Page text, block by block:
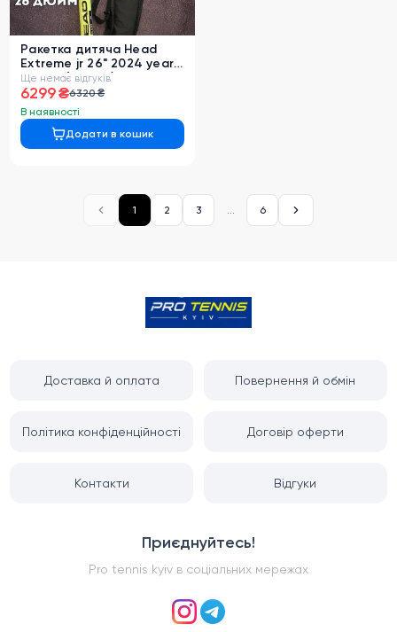
Ракетка дитяча Head
Extreme jr 26" 2024 year
240 gr (231154)
Ще немає відгуків
6299 ₴6320 ₴
В наявності
Додати в кошик
1 2 3 ... 6
Доставка й оплата Повернення й обмін
Політика конфіденційності Договір оферти
Контакти Відгуки
Приєднуйтесь!
Pro tennis kyiv в соціальних мережах